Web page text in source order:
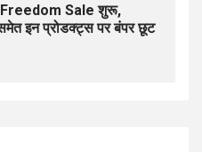
Sale शुरू,
इन प्रोडक्ट्स पर बंपर छूट